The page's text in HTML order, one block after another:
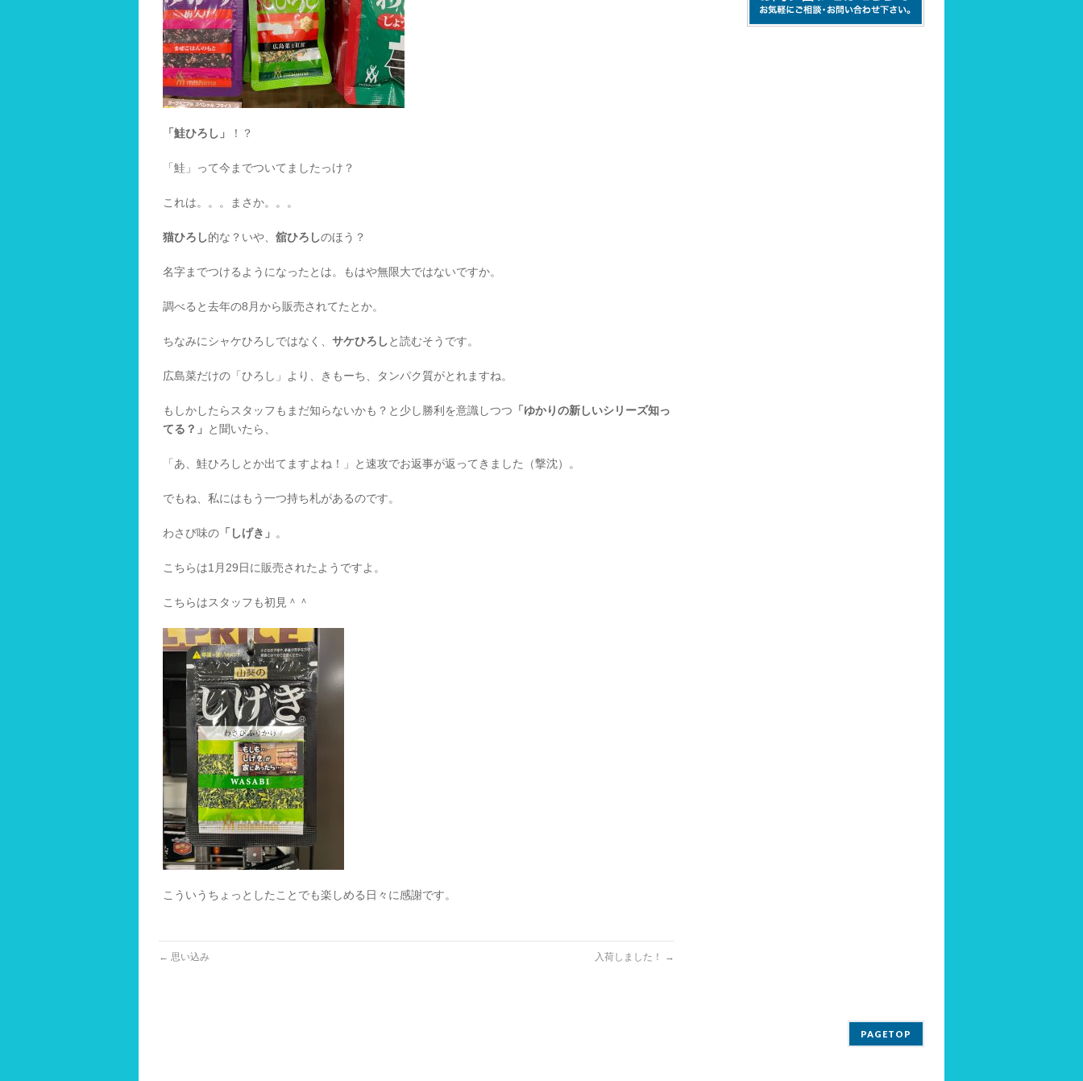
「鮭ひろし」 ！？
「鮭」って今までついてましたっけ？
これは。。。まさか。。。
猫ひろし的な？いや、 舘ひろしのほう？
名字までつけるようになったとは。もはや無限大ではないですか。
調べると去年の8月から販売されてたとか。
ちなみにシャケひろしではなく、 サケひろしと読むそうです。
広島菜だけの「ひろし」より、きもーち、タンパク質がとれますね。
もしかしたらスタッフもまだ知らないかも？と少し勝利を意識しつつ 「ゆかりの新しいシリーズ知っ
てる？」 と聞いたら、
「あ、鮭ひろしとか出てますよね！」と速攻でお返事が返ってきました（撃沈）。
でもね、私にはもう一つ持ち札があるのです。
わさび味の 「しげき」 。
こちらは1月29日に販売されたようですよ。
こちらはスタッフも初見＾＾
こういうちょっとしたことでも楽しめる日々に感謝です。
← 思い込み 入荷しました！ →
PAGETOP